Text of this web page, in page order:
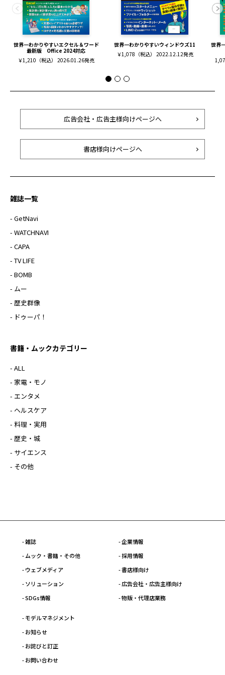
世界一わかりやすいエクセル＆ワード
最新版 Office 2024対応
￥1,210（税込） 2026.01.26発売
世界一わかりやすいウィンドウズ11
￥1,078（税込） 2022.12.12発売
世界
広告会社・広告主様向けページへ
書店様向けページへ
雑誌一覧
- GetNavi
- WATCHNAVI
- CAPA
- TV LIFE
- BOMB
- ムー
- 歴史群像
- ドゥーパ！
書籍・ムックカテゴリー
- ALL
- 家電・モノ
- エンタメ
- ヘルスケア
- 料理・実用
- 歴史・城
- サイエンス
- その他
- 雑誌
- ムック・書籍・その他
- ウェブメディア
- ソリューション
- SDGs情報
- 企業情報
- 採用情報
- 書店様向け
- 広告会社・広告主様向け
- 物販・代理店業務
- モデルマネジメント
- お知らせ
- お詫びと訂正
- お問い合わせ